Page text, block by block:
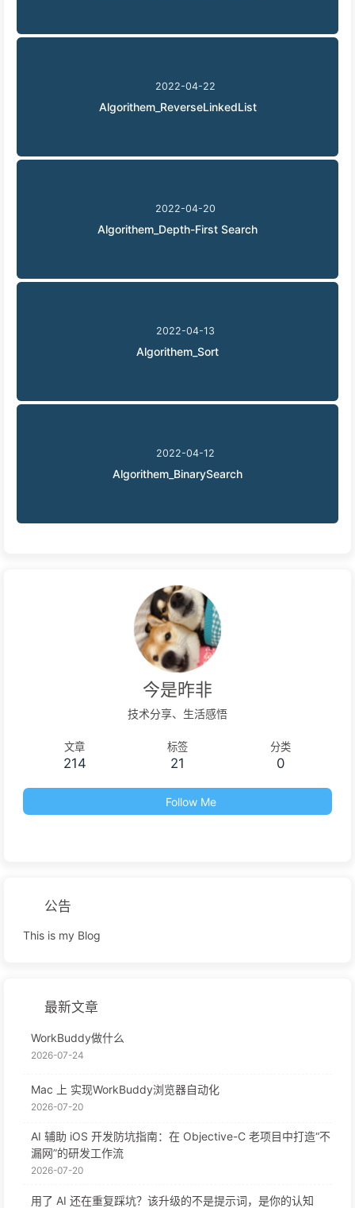
2022-04-22
Algorithem_ReverseLinkedList
2022-04-20
Algorithem_Depth-First Search
2022-04-13
Algorithem_Sort
2022-04-12
Algorithem_BinarySearch
今是昨非
技术分享、生活感悟
文章
214
标签
21
分类
0
Follow Me
公告
This is my Blog
最新文章
WorkBuddy做什么
2026-07-24
Mac 上 实现WorkBuddy浏览器自动化
2026-07-20
AI 辅助 iOS 开发防坑指南：在 Objective-C 老项目中打造“不
漏网”的研发工作流
2026-07-20
用了 AI 还在重复踩坑？该升级的不是提示词，是你的认知